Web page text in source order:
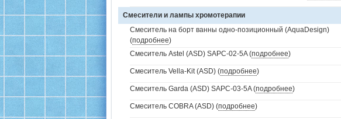
Смесители и лампы хромотерапии
Смеситель на борт ванны одно-позиционный (AquaDesign)
(подробнее)
Смеситель Astel (ASD) SAPC-02-5A (подробнее)
Смеситель Vella-Kit (ASD) (подробнее)
Смеситель Garda (ASD) SAPC-03-5A (подробнее)
Смеситель COBRA (ASD) (подробнее)